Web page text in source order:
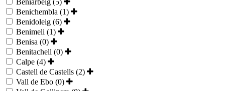
Beniarbeig (5)
Benichembla (1)
Benidoleig (6)
Benimeli (1)
Benisa (0)
Benitachell (0)
Calpe (4)
Castell de Castells (2)
Vall de Ebo (0)